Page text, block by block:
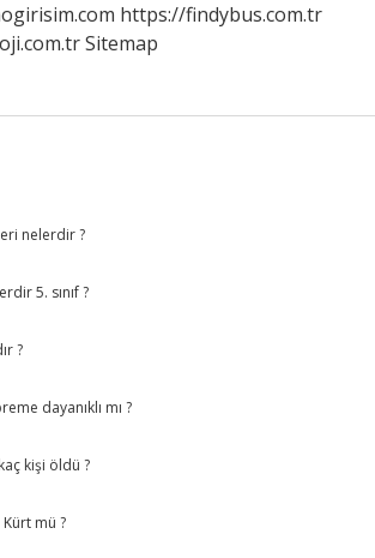
https://findybus.com.tr
Sitemap
nelerdir ?
5. sınıf ?
?
dayanıklı mı ?
kişi öldü ?
mü ?